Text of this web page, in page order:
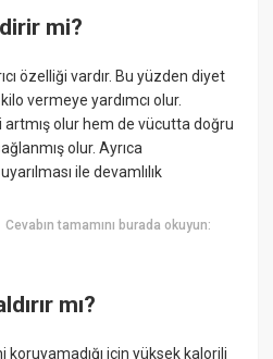
mi?
özelliği vardır. Bu yüzden diyet
vermeye yardımcı olur.
olur hem de vücutta doğru
olur. Ayrıca
ile devamlılık
Cevabın tamamını burada okuyun:
mı?
için yüksek kalorili